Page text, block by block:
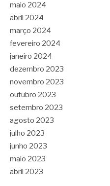
maio 2024
abril 2024
março 2024
fevereiro 2024
janeiro 2024
dezembro 2023
novembro 2023
outubro 2023
setembro 2023
agosto 2023
julho 2023
junho 2023
maio 2023
abril 2023